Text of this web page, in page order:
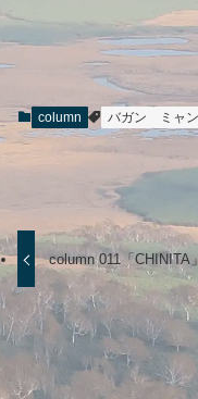
column バガン ミャ
column 011「CHINITA